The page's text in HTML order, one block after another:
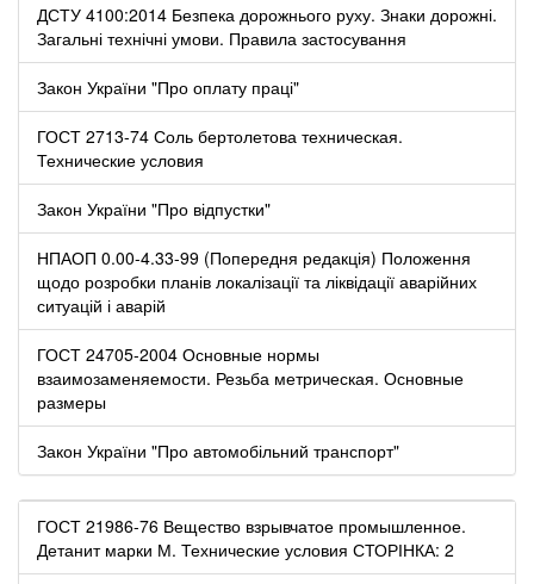
ДСТУ 4100:2014 Безпека дорожнього руху. Знаки дорожні.
Загальні технічні умови. Правила застосування
Закон України "Про оплату праці"
ГОСТ 2713-74 Соль бертолетова техническая.
Технические условия
Закон України "Про відпустки"
НПАОП 0.00-4.33-99 (Попередня редакція) Положення
щодо розробки планів локалізації та ліквідації аварійних
ситуацій і аварій
ГОСТ 24705-2004 Основные нормы
взаимозаменяемости. Резьба метрическая. Основные
размеры
Закон України "Про автомобільний транспорт"
ГОСТ 21986-76 Вещество взрывчатое промышленное.
Детанит марки М. Технические условия СТОРІНКА: 2